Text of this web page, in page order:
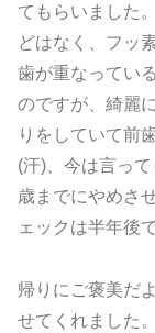
てもらいました
どはなく、フッ
歯が重なってい
のですが、綺麗
りをしていて前
(汗)、今は言っ
歳までにやめさ
ェックは半年後で
帰りにご褒美だ
せてくれました。